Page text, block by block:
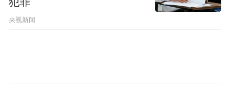
中国铀业是中核集团的重要子企业之一，也
犯罪
央视新闻